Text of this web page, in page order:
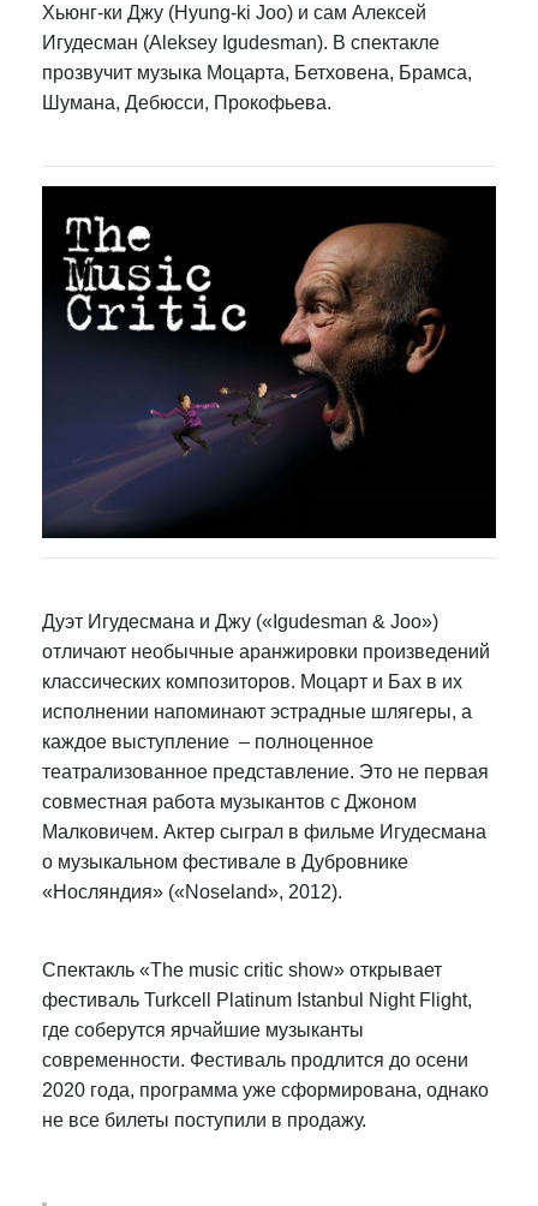
Хьюнг-ки Джу (Hyung-ki Joo) и сам Алексей
Игудесман (Aleksey Igudesman). В спектакле
прозвучит музыка Моцарта, Бетховена, Брамса,
Шумана, Дебюсси, Прокофьева.
Дуэт Игудесмана и Джу («Igudesman & Joo»)
отличают необычные аранжировки произведений
классических композиторов. Моцарт и Бах в их
исполнении напоминают эстрадные шлягеры, а
каждое выступление – полноценное
театрализованное представление. Это не первая
совместная работа музыкантов с Джоном
Малковичем. Актер сыграл в фильме Игудесмана
о музыкальном фестивале в Дубровнике
«Носляндия» («Noseland», 2012).
Спектакль «The music critic show» открывает
фестиваль Turkcell Platinum Istanbul Night Flight,
где соберутся ярчайшие музыканты
современности. Фестиваль продлится до осени
2020 года, программа уже сформирована, однако
не все билеты поступили в продажу.